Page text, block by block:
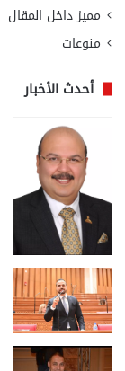
مميز داخل المقال
منوعات
أحدث الأخبار